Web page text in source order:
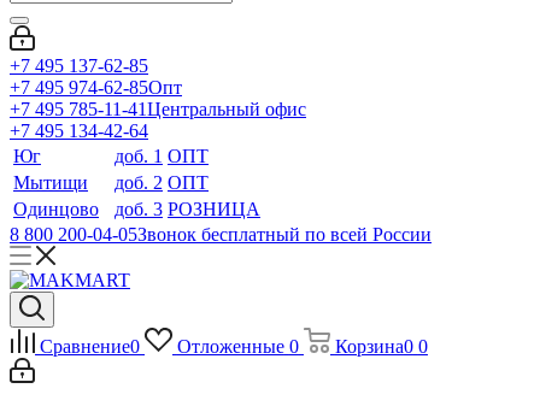
+7 495 137-62-85
+7 495 974-62-85Опт
+7 495 785-11-41Центральный офис
+7 495 134-42-64
Юг
доб. 1 ОПТ
Мытищи
доб. 2 ОПТ
Одинцово
доб. 3 РОЗНИЦА
8 800 200-04-05Звонок бесплатный по всей России
Сравнение0 Отложенные 0 Корзина0 0